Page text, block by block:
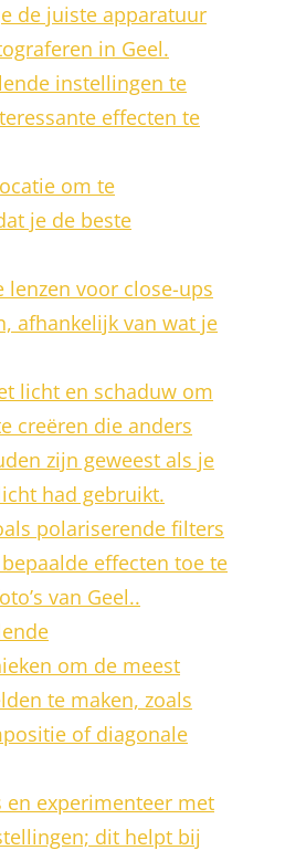
de juiste apparatuur
in Geel.
instellingen te
effecten te
om te
je de beste
lenzen voor close-ups
afhankelijk van wat je
licht en schaduw om
creëren die anders
zijn geweest als je
had gebruikt.
polariserende filters
effecten toe te
van Geel..
om de meest
te maken, zoals
of diagonale
en experimenteer met
dit helpt bij